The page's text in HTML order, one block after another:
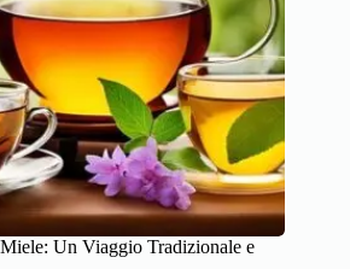
Un Viaggio Tradizionale e